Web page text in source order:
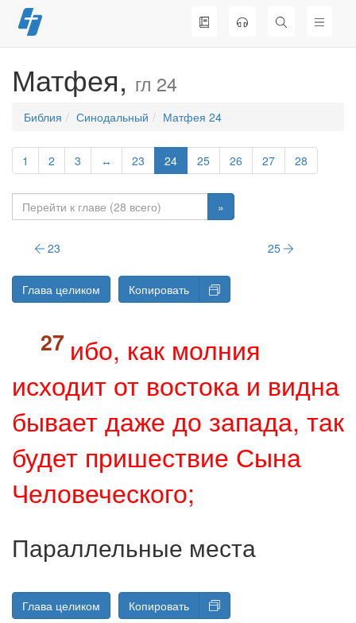
Перейти
к
Матфея, гл 24
Библия Синодальный Матфея 24
1 2 3 ↔ 23 24 25 26 27 28
»
23 25
Глава целиком Копировать
ибо, как молния
исходит от востока и видна
бывает даже до запада, так
будет пришествие Сына
Человеческого;
Параллельные места
Глава целиком Копировать